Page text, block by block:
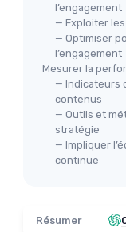
l’engagement
— Exploiter
— Optimiser
l’engagement
Mesurer la
— Indicateurs
contenus
— Outils et
stratégie
— Impliquer
continue
Résumer